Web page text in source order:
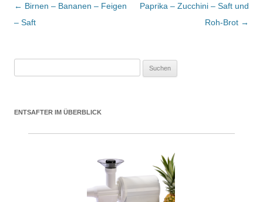
← Birnen – Bananen – Feigen
– Saft
Paprika – Zucchini – Saft und
Roh-Brot →
ENTSAFTER IM ÜBERBLICK